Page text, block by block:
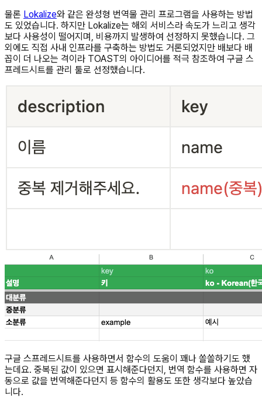
물론 Lokalize와 같은 완성형 번역물 관리 프로그램을 사용하는 방법
도 있었습니다. 하지만 Lokalize는 해외 서비스라 속도가 느리고 생각
보다 사용성이 떨어지며, 비용까지 발생하여 선정하지 못했습니다. 그
외에도 직접 사내 인프라를 구축하는 방법도 거론되었지만 배보다 배
꼽이 더 나오는 격이라 TOAST의 아이디어를 적극 참조하여 구글 스
프레드시트를 관리 툴로 선정했습니다.
구글 스프레드시트를 사용하면서 함수의 도움이 꽤나 쏠쏠하기도 했
는데요. 중복된 값이 있으면 표시해준다던지, 번역 함수를 사용하면 자
동으로 값을 번역해준다던지 등 함수의 활용도 또한 생각보다 높았습
니다.